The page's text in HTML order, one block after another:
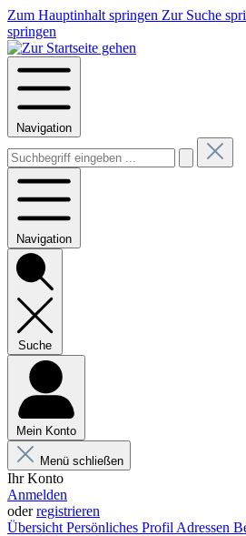
Zum Hauptinhalt springen Zur Suche
springen
Navigation
Navigation
Suche
Mein Konto
Menü schließen
Ihr Konto
Anmelden
oderregistrieren
Übersicht Persönliches Profil Adressen